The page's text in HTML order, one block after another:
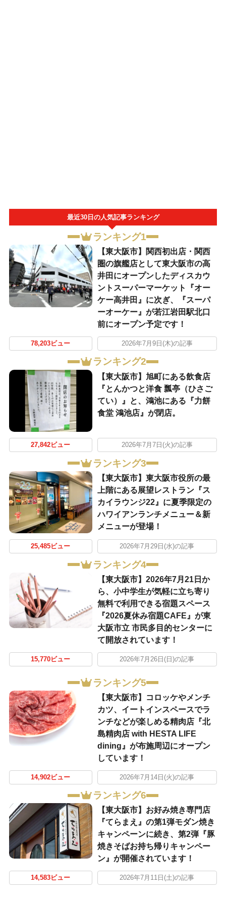
最近30日の人気記事ランキング
ランキング1
【東大阪市】関西初出店・関西
圏の旗艦店として東大阪市の高
井田にオープンしたディスカウ
ントスーパーマーケット『オー
ケー高井田』に次ぎ、『スーパ
ーオーケー』が若江岩田駅北口
前にオープン予定です！
78,203ビュー 2026年7月9日(木)の記事
ランキング2
【東大阪市】旭町にある飲食店
『とんかつと洋食 瓢亭（ひさご
てい）』と、鴻池にある『力餅
食堂 鴻池店』が閉店。
27,842ビュー 2026年7月7日(火)の記事
ランキング3
【東大阪市】東大阪市役所の最
上階にある展望レストラン『ス
カイラウンジ22』に夏季限定の
ハワイアンランチメニュー＆新
メニューが登場！
25,485ビュー 2026年7月29日(水)の記事
ランキング4
【東大阪市】2026年7月21日か
ら、小中学生が気軽に立ち寄り
無料で利用できる宿題スペース
『2026夏休み宿題CAFE』が東
大阪市立 市民多目的センターに
て開放されています！
15,770ビュー 2026年7月26日(日)の記事
ランキング5
【東大阪市】コロッケやメンチ
カツ、イートインスペースでラ
ンチなどが楽しめる精肉店『北
島精肉店 with HESTA LIFE
dining』が布施周辺にオープン
しています！
14,902ビュー 2026年7月14日(火)の記事
ランキング6
【東大阪市】お好み焼き専門店
『てらまえ』の第1弾モダン焼き
キャンペーンに続き、第2弾『豚
焼きそばお持ち帰りキャンペー
ン』が開催されています！
14,583ビュー 2026年7月11日(土)の記事